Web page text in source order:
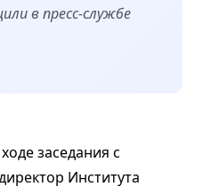
в пресс-службе
заседания с
Института